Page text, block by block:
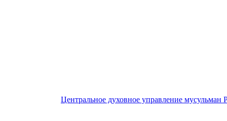
Центральное духовное управление мусульман